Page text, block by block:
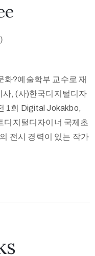
화?예술학부 교수로 재
사, (사)한국디지털디자
1회 Digital Jokakbo,
디지털디자이너 국제초
전시 경력이 있는 작가